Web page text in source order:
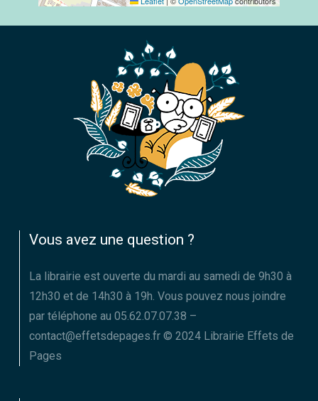
Vous avez une question ?
La librairie est ouverte du mardi au samedi de 9h30 à
12h30 et de 14h30 à 19h. Vous pouvez nous joindre
par téléphone au 05.62.07.07.38 –
contact@effetsdepages.fr © 2024 Librairie Effets de
Pages